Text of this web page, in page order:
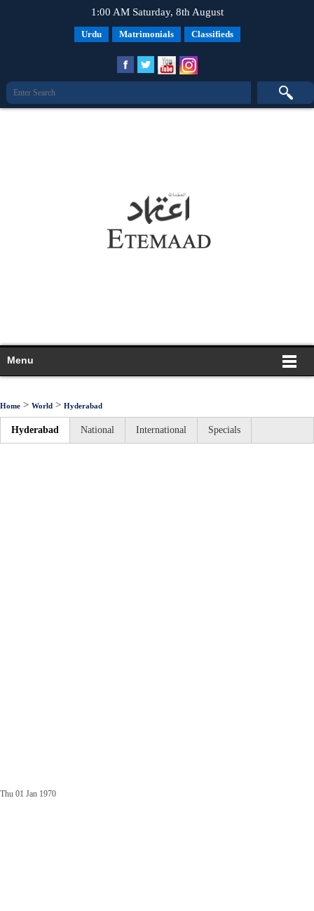
1:00 AM Saturday, 8th August
Urdu Matrimonials Classifieds
Menu
Home > World > Hyderabad
Hyderabad National International Specials
Thu 01 Jan 1970